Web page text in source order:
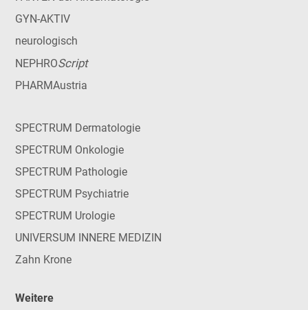
GYN-AKTIV
neurologisch
NEPHROScript
PHARMAustria
SPECTRUM Dermatologie
SPECTRUM Onkologie
SPECTRUM Pathologie
SPECTRUM Psychiatrie
SPECTRUM Urologie
UNIVERSUM INNERE MEDIZIN
Zahn Krone
Weitere